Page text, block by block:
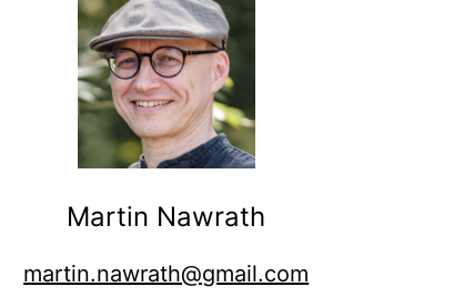
Martin Nawrath
martin.nawrath@gmail.com